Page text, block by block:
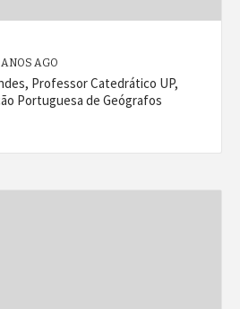
ANOS AGO
Professor Catedrático UP,
Portuguesa de Geógrafos